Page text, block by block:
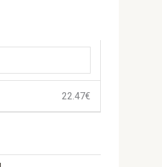
22.47€